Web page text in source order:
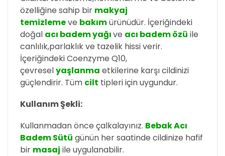
özelliğine sahip bir makyaj
temizlemeve bakımürünüdür. İçeriğindeki
doğal acı badem yağıve acı badem özü ile
canlılık,parlaklık ve tazelik hissi verir.
İçeriğindeki Coenzyme Q10,
çevreselyaşlanma etkilerine karşı cildinizi
güçlendirir. Tüm cilt tipleri için uygundur.
Kullanım Şekli:
Kullanmadan önce çalkalayınız. Bebak Acı
Badem Sütü günün her saatinde cildinize hafif
bir masaj ile uygulanabilir.